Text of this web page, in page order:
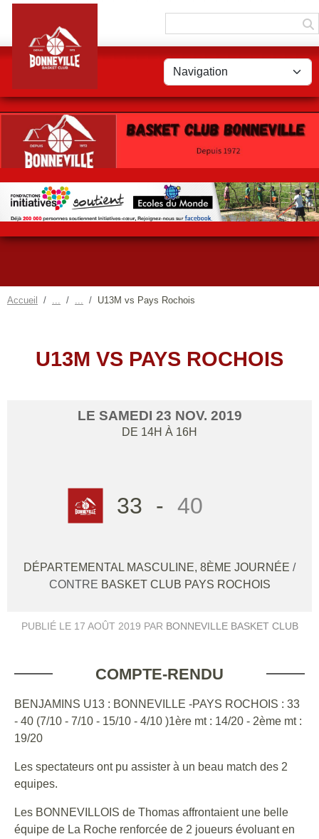
Accueil U13M vs Pays Rochois
U13M VS PAYS ROCHOIS
LE SAMEDI 23 NOV. 2019
DE 14H À 16H
33 - 40
DÉPARTEMENTAL MASCULINE, 8ÈME JOURNÉE /
CONTRE BASKET CLUB PAYS ROCHOIS
PUBLIÉ LE 17 AOÛT 2019 PAR BONNEVILLE BASKET CLUB
COMPTE-RENDU
BENJAMINS U13 : BONNEVILLE -PAYS ROCHOIS : 33
- 40 (7/10 - 7/10 - 15/10 - 4/10 )1ère mt : 14/20 - 2ème mt :
19/20
Les spectateurs ont pu assister à un beau match des 2
equipes.
Les BONNEVILLOIS de Thomas affrontaient une belle
équipe de La Roche renforcée de 2 joueurs évoluant en